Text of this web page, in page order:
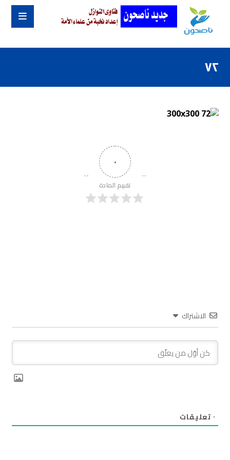
٧٢
٠
تقييم المادة
الاشتراك
٠ تعليقات